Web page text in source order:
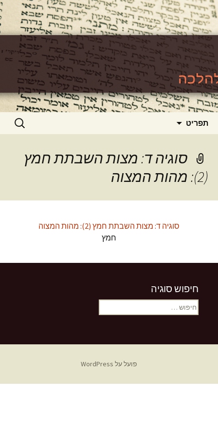
https://www.toralishma.org
האתר ללימוד סוגיות גמרא להלכה
תפריט חיפוש:
סוגיה ד: מצות השבתת חמץ
(2): מהות המצוה
סוגיה ד: מצות השבתת חמץ (2): מהות המצוה
חמץ
חיפוש סוגיה
חיפוש:
פועל על WordPress